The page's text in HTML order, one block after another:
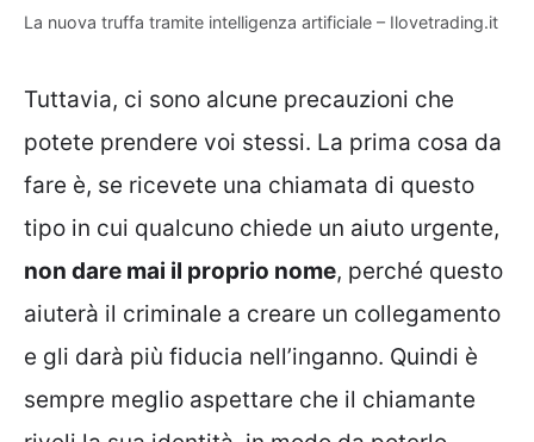
La nuova truffa tramite intelligenza artificiale – Ilovetrading.it
Tuttavia, ci sono alcune precauzioni che
potete prendere voi stessi. La prima cosa da
fare è, se ricevete una chiamata di questo
tipo in cui qualcuno chiede un aiuto urgente,
non dare mai il proprio nome, perché questo
aiuterà il criminale a creare un collegamento
e gli darà più fiducia nell’inganno. Quindi è
sempre meglio aspettare che il chiamante